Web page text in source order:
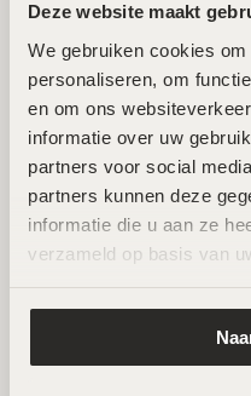
Deze website maakt
We gebruiken cookies
personaliseren, om
en om ons
informatie over uw
partners voor social
partners kunnen deze
informatie die u aan ze
verzameld op basis van
Merken
Craith Lab
Forlle'd
LABAREAU
LPG
MeLine
salons in Amsterdam
specialisten met de
huidverbetering. Beide
beschikken over
AFSPRAAK MAKEN